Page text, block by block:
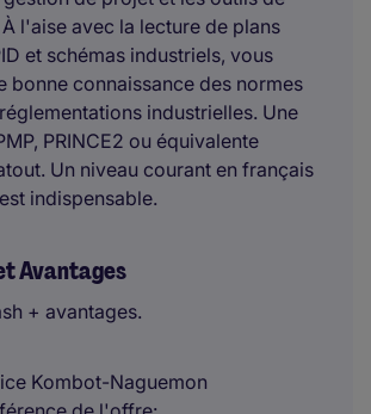
l'aise avec la lecture de plans
et schémas industriels, vous
bonne connaissance des normes
industrielles. Une
PRINCE2 ou équivalente
Un niveau courant en français
indispensable.
Avantages
+ avantages.
Kombot-Naguemon